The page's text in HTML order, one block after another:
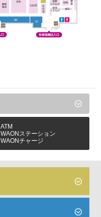
ATM
WAONステーション
WAONチャージ